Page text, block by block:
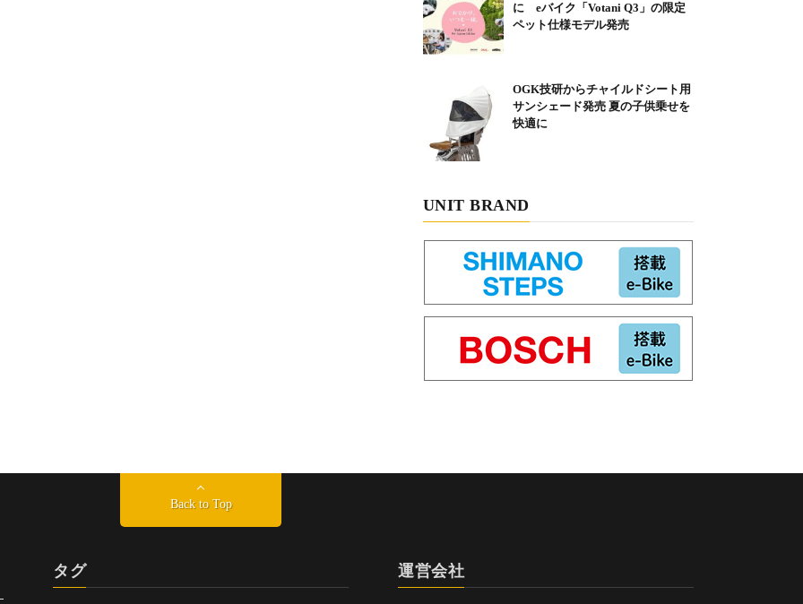
に eバイク「Votani Q3」の限定
ペット仕様モデル発売
OGK技研からチャイルドシート用
サンシェード発売 夏の子供乗せを
快適に
UNIT BRAND
Back to Top
タグ 運営会社